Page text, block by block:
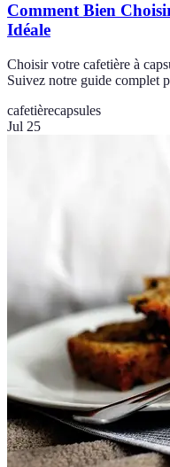
Comment Bien
Idéale
Choisir votre cafetière à
Suivez notre guide complet
cafetièrecapsules
Jul 25